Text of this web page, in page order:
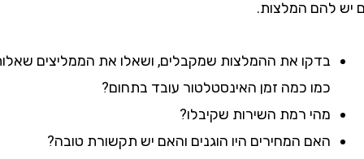
המלצות.
בדקו את ההמלצות שמקבלים, ושאלו את הממליצים שאלות
כמו כמה זמן האינסטלטור עובד בתחום?
מהי רמת השירות שקיבלו?
האם המחירים היו הוגנים והאם יש תקשורת טובה?